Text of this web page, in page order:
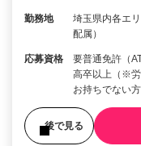
勤務地
埼玉県内各エ
配属）
応募資格
要普通免許（
高卒以上（※
お持ちでない
後で見る